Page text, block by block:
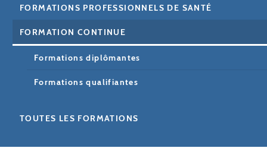
FORMATIONS PROFESSIONNELS DE SANTÉ
FORMATION CONTINUE
Formations diplômantes
Formations qualifiantes
TOUTES LES FORMATIONS